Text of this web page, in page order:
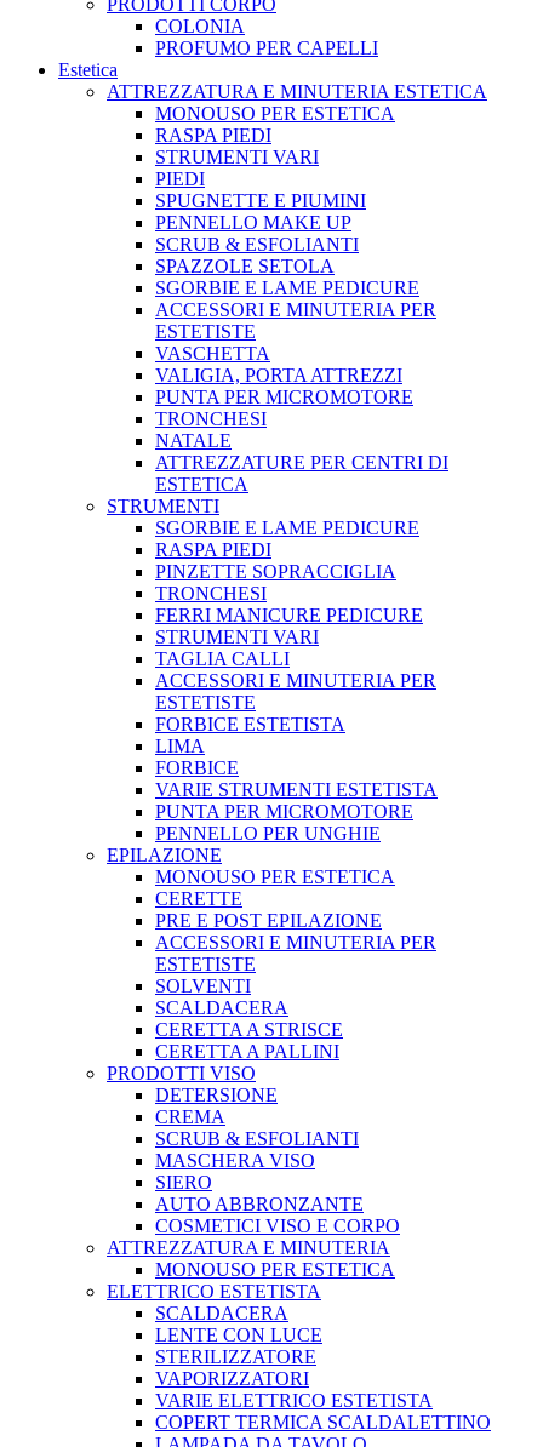
PRODOTTI CORPO
COLONIA
PROFUMO PER CAPELLI
Estetica
ATTREZZATURA E MINUTERIA ESTETICA
MONOUSO PER ESTETICA
RASPA PIEDI
STRUMENTI VARI
PIEDI
SPUGNETTE E PIUMINI
PENNELLO MAKE UP
SCRUB & ESFOLIANTI
SPAZZOLE SETOLA
SGORBIE E LAME PEDICURE
ACCESSORI E MINUTERIA PER
ESTETISTE
VASCHETTA
VALIGIA, PORTA ATTREZZI
PUNTA PER MICROMOTORE
TRONCHESI
NATALE
ATTREZZATURE PER CENTRI DI
ESTETICA
STRUMENTI
SGORBIE E LAME PEDICURE
RASPA PIEDI
PINZETTE SOPRACCIGLIA
TRONCHESI
FERRI MANICURE PEDICURE
STRUMENTI VARI
TAGLIA CALLI
ACCESSORI E MINUTERIA PER
ESTETISTE
FORBICE ESTETISTA
LIMA
FORBICE
VARIE STRUMENTI ESTETISTA
PUNTA PER MICROMOTORE
PENNELLO PER UNGHIE
EPILAZIONE
MONOUSO PER ESTETICA
CERETTE
PRE E POST EPILAZIONE
ACCESSORI E MINUTERIA PER
ESTETISTE
SOLVENTI
SCALDACERA
CERETTA A STRISCE
CERETTA A PALLINI
PRODOTTI VISO
DETERSIONE
CREMA
SCRUB & ESFOLIANTI
MASCHERA VISO
SIERO
AUTO ABBRONZANTE
COSMETICI VISO E CORPO
ATTREZZATURA E MINUTERIA
MONOUSO PER ESTETICA
ELETTRICO ESTETISTA
SCALDACERA
LENTE CON LUCE
STERILIZZATORE
VAPORIZZATORI
VARIE ELETTRICO ESTETISTA
COPERT TERMICA SCALDALETTINO